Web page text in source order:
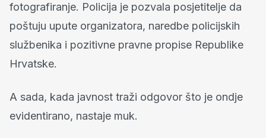
fotografiranje. Policija je pozvala posjetitelje da
poštuju upute organizatora, naredbe policijskih
službenika i pozitivne pravne propise Republike
Hrvatske.
A sada, kada javnost traži odgovor što je ondje
evidentirano, nastaje muk.